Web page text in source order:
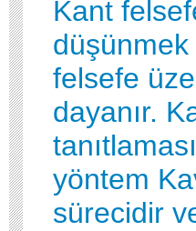
Kant
düşünmek
felsefe
dayanır.
yöntem
sürecidir